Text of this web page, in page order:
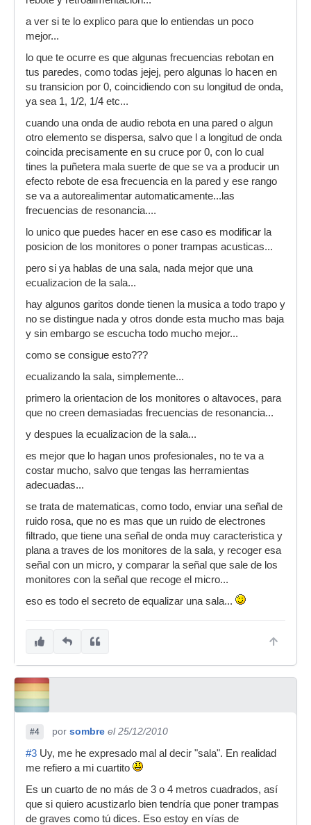
a ver si te lo explico para que lo entiendas un poco
mejor...
lo que te ocurre es que algunas frecuencias rebotan en
tus paredes, como todas jejej, pero algunas lo hacen en
su transicion por 0, coincidiendo con su longitud de onda,
ya sea 1, 1/2, 1/4 etc...
cuando una onda de audio rebota en una pared o algun
otro elemento se dispersa, salvo que l a longitud de onda
coincida precisamente en su cruce por 0, con lo cual
tines la puñetera mala suerte de que se va a producir un
efecto rebote de esa frecuencia en la pared y ese rango
se va a autorealimentar automaticamente...las
frecuencias de resonancia....
lo unico que puedes hacer en ese caso es modificar la
posicion de los monitores o poner trampas acusticas...
pero si ya hablas de una sala, nada mejor que una
ecualizacion de la sala...
hay algunos garitos donde tienen la musica a todo trapo y
no se distingue nada y otros donde esta mucho mas baja
y sin embargo se escucha todo mucho mejor...
como se consigue esto???
ecualizando la sala, simplemente...
primero la orientacion de los monitores o altavoces, para
que no creen demasiadas frecuencias de resonancia...
y despues la ecualizacion de la sala...
es mejor que lo hagan unos profesionales, no te va a
costar mucho, salvo que tengas las herramientas
adecuadas...
se trata de matematicas, como todo, enviar una señal de
ruido rosa, que no es mas que un ruido de electrones
filtrado, que tiene una señal de onda muy caracteristica y
plana a traves de los monitores de la sala, y recoger esa
señal con un micro, y comparar la señal que sale de los
monitores con la señal que recoge el micro...
eso es todo el secreto de equalizar una sala...
#4 por sombre el 25/12/2010
#3 Uy, me he expresado mal al decir "sala". En realidad
me refiero a mi cuartito
Es un cuarto de no más de 3 o 4 metros cuadrados, así
que si quiero acustizarlo bien tendría que poner trampas
de graves como tú dices. Eso estoy en vías de